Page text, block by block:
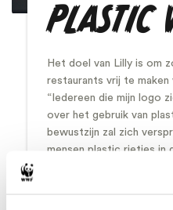
PLASTIC
Het doel van Lilly is om
restaurants vrij te maken
“Iedereen die mijn logo
over het gebruik van
bewustzijn zal zich
mensen plastic rietjes in
weigeren. Lilly vraagt
eerst alleen rietjes te